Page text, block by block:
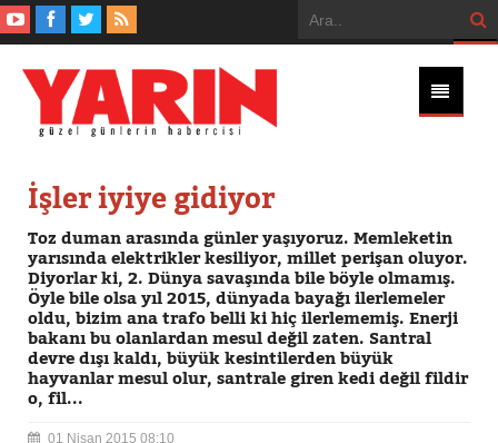
İşler iyiye gidiyor
Toz duman arasında günler yaşıyoruz. Memleketin
yarısında elektrikler kesiliyor, millet perişan oluyor.
Diyorlar ki, 2. Dünya savaşında bile böyle olmamış.
Öyle bile olsa yıl 2015, dünyada bayağı ilerlemeler
oldu, bizim ana trafo belli ki hiç ilerlememiş. Enerji
bakanı bu olanlardan mesul değil zaten. Santral
devre dışı kaldı, büyük kesintilerden büyük
hayvanlar mesul olur, santrale giren kedi değil fildir
o, fil...
01 Nisan 2015 08:10